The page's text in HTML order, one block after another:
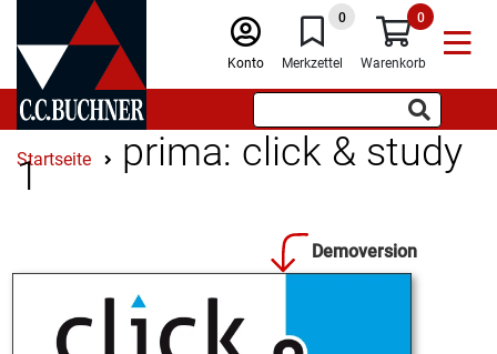
Konto
0
Merkzettel
0
Warenkorb
Startseite prima: click & study
1
Demoversion